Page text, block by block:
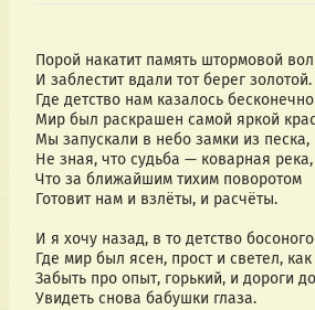
Порой накатит память штормовой
И заблестит вдали тот берег золотой.
Где детство нам казалось
Мир был раскрашен самой яркой
Мы запускали в небо замки из песка,
Не зная, что судьба — коварная река,
Что за ближайшим тихим поворотом
Готовит нам и взлёты, и расчёты.
И я хочу назад, в то детство
Где мир был ясен, прост и светел, как
Забыть про опыт, горький, и дороги
Увидеть снова бабушки глаза.